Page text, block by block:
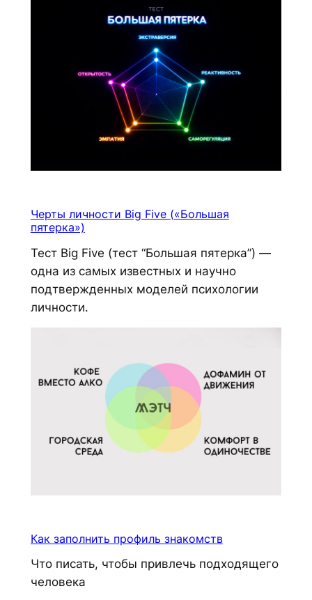
Черты личности Big Five («Большая
пятерка»)
Тест Big Five (тест “Большая пятерка”) —
одна из самых известных и научно
подтвержденных моделей психологии
личности.
Как заполнить профиль знакомств
Что писать, чтобы привлечь подходящего
человека